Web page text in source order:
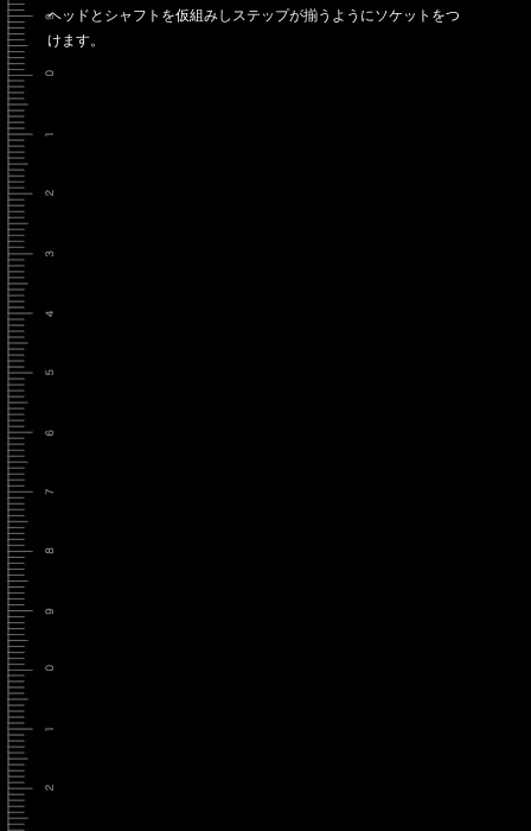
ヘッドとシャフトを仮組みしステップが揃うようにソケットをつ
けます。